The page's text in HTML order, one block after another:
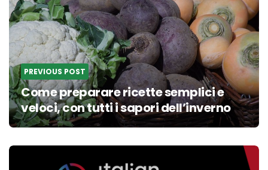
PREVIOUS POST
Come preparare ricette semplici e
veloci, con tutti i sapori dell’inverno